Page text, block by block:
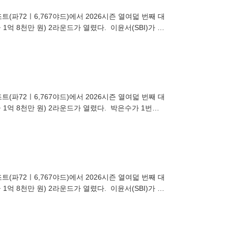
(파72ㅣ6,767야드)에서 2026시즌 열여덟 번째 대
억 8천만 원) 2라운드가 열렸다. 이윤서(SBI)가 1
(파72ㅣ6,767야드)에서 2026시즌 열여덟 번째 대
억 8천만 원) 2라운드가 열렸다. 박은수가 1번홀
(파72ㅣ6,767야드)에서 2026시즌 열여덟 번째 대
억 8천만 원) 2라운드가 열렸다. 이윤서(SBI)가 1